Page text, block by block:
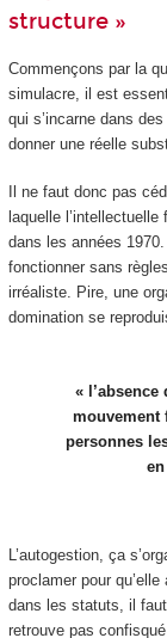
structure »
Commençons par la
simulacre, il est
qui s’incarne dans
donner une réelle
Il ne faut donc pas
laquelle
dans les années
fonctionner sans
irréaliste. Pire, une
domination se
«
mouvement
personnes
L’autogestion, ça
proclamer pour
dans les statuts, il
retrouve pas